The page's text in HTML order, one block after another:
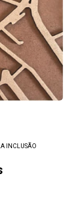
INCLUSÃO